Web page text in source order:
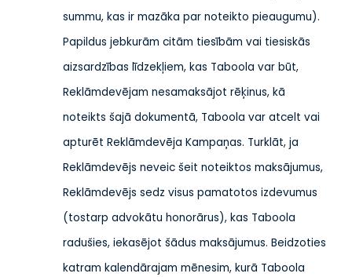
summu, kas ir mazāka par noteikto pieaugumu).
Papildus jebkurām citām tiesībām vai tiesiskās
aizsardzības līdzekļiem, kas Taboola var būt,
Reklāmdevējam nesamaksājot rēķinus, kā
noteikts šajā dokumentā, Taboola var atcelt vai
apturēt Reklāmdevēja Kampaņas. Turklāt, ja
Reklāmdevējs neveic šeit noteiktos maksājumus,
Reklāmdevējs sedz visus pamatotos izdevumus
(tostarp advokātu honorārus), kas Taboola
radušies, iekasējot šādus maksājumus. Beidzoties
katram kalendārajam mēnesim, kurā Taboola